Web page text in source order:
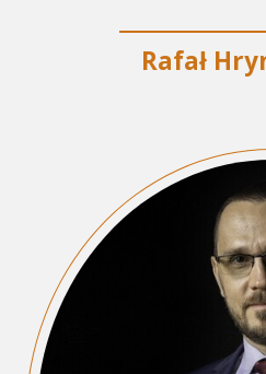
Rafał